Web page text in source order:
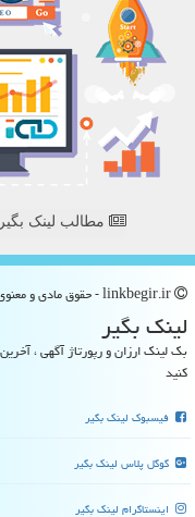
مطالب لینک بگیر
لینك بگیر
بک لینک ارزان و رپورتاژ آگهی ،
کنید
فیسبوک لینک بگیر
گوگل پلاس لینک بگیر
اینستاگرام لینک بگیر